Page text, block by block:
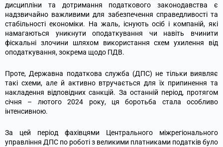
дисципліни та дотримання податкового законодавства є
надзвичайно важливими для забезпечення справедливості та
стабільності економіки. На жаль, існують осіб і компаній, які
намагаються уникнути оподаткування чи навіть вчинити
фіскальні злочини шляхом використання схем ухилення від
оподаткування, зокрема щодо ПДВ.
Проте, Державна податкова служба (ДПС) не тільки виявляє
такі схеми, але й активно втручається для їх припинення та
накладення відповідних санкцій. За останній період, протягом
січня – лютого 2024 року, ця боротьба стала особливо
інтенсивною.
За цей період фахівцями Центрального міжрегіонального
управління ДПС по роботі з великими платниками податків було